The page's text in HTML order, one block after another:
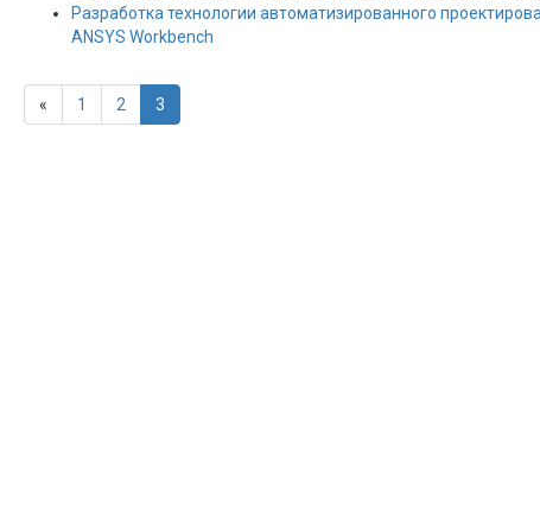
Разработка технологии автоматизированного
ANSYS Workbench
« 1 2 3